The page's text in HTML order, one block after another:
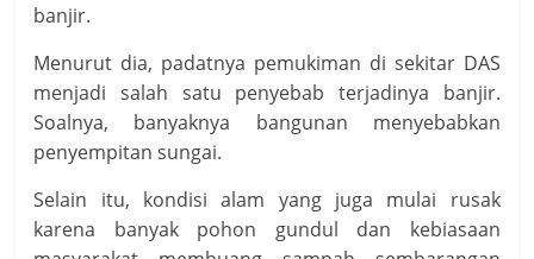
banjir.
Menurut dia, padatnya pemukiman di sekitar DAS
menjadi salah satu penyebab terjadinya banjir.
Soalnya, banyaknya bangunan menyebabkan
penyempitan sungai.
Selain itu, kondisi alam yang juga mulai rusak
karena banyak pohon gundul dan kebiasaan